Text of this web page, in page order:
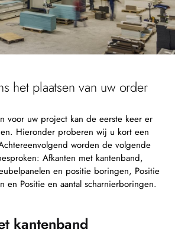
het plaatsen van uw order​
voor uw project kan de eerste keer er
Hieronder proberen wij u kort een
worden de volgende
Afkanten met kantenband,
en positie boringen, Positie
en Positie en aantal scharnierboringen.
kantenband